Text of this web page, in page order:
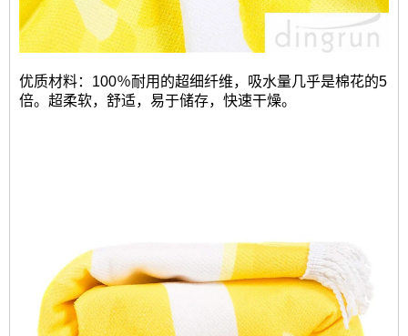
优质材料：100％耐用的超细纤维，吸水量几乎是棉花的5
倍。超柔软，舒适，易于储存，快速干燥。